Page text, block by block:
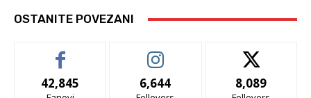
OSTANITE POVEZANI
42,845 6,644 8,089